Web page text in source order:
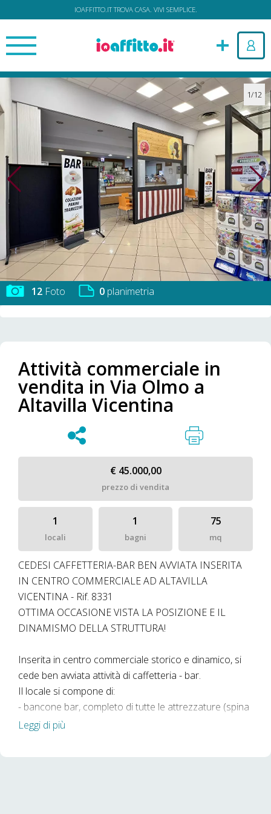
IOAFFITTO.IT TROVA CASA. VIVI SEMPLICE.
1/12
12 Foto 0 planimetria
Attività commerciale in
vendita in Via Olmo a
Altavilla Vicentina
€ 45.000,00
prezzo di vendita
1
locali
1
bagni
75
mq
CEDESI CAFFETTERIA-BAR BEN AVVIATA INSERITA
IN CENTRO COMMERCIALE AD ALTAVILLA
VICENTINA - Rif. 8331
OTTIMA OCCASIONE VISTA LA POSIZIONE E IL
DINAMISMO DELLA STRUTTURA!
Inserita in centro commerciale storico e dinamico, si
cede ben avviata attività di caffetteria - bar.
Il locale si compone di:
- bancone bar, completo di tutte le attrezzature (spina
della birra, frighi, cassa di ultima generazione, insegne
- circa 12 posti a sedere interni
Leggi di più